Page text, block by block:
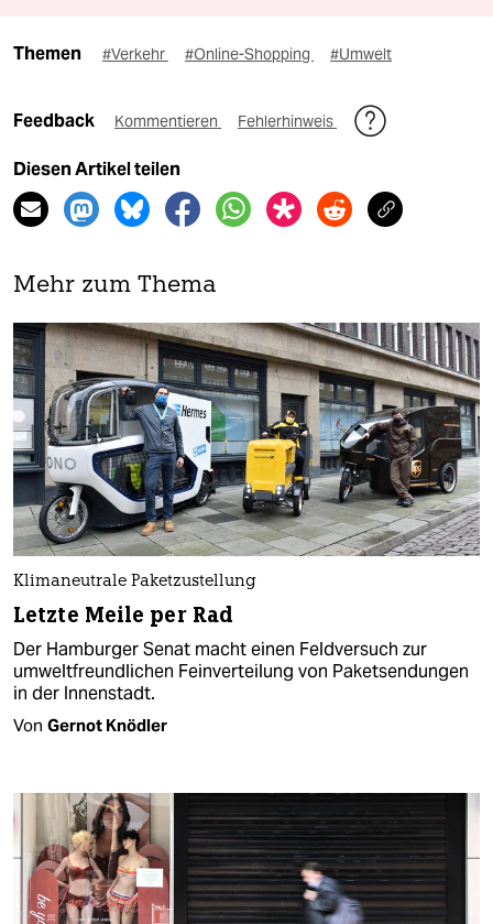
Themen #Verkehr #Online-Shopping #Umwelt
Feedback Kommentieren Fehlerhinweis
Diesen Artikel teilen
Mehr zum Thema
Klimaneutrale Paketzustellung
Letzte Meile per Rad
Der Hamburger Senat macht einen Feldversuch zur
umweltfreundlichen Feinverteilung von Paketsendungen
in der Innenstadt.
Von Gernot Knödler